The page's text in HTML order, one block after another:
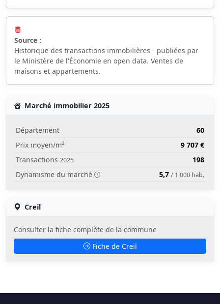
Source :
Historique des transactions immobilières - publiées par
le Ministère de l'Économie en open data. Ventes de
maisons et appartements.
Marché immobilier 2025
Département
60
Prix moyen/m²
9 707 €
Transactions 2025
198
Dynamisme du marché
5,7 / 1 000 hab.
Creil
Consulter la fiche complète de la commune
Fiche de Creil